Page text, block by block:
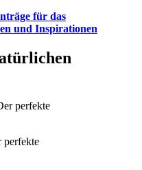
für das
und Inspirationen
perfekte